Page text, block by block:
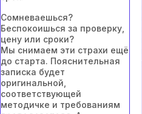
Сомневаешься?
Беспокоишься за проверку,
цену или сроки?
Мы снимаем эти страхи ещё
до старта. Пояснительная
записка будет
оригинальной,
соответствующей
методичке и требованиям